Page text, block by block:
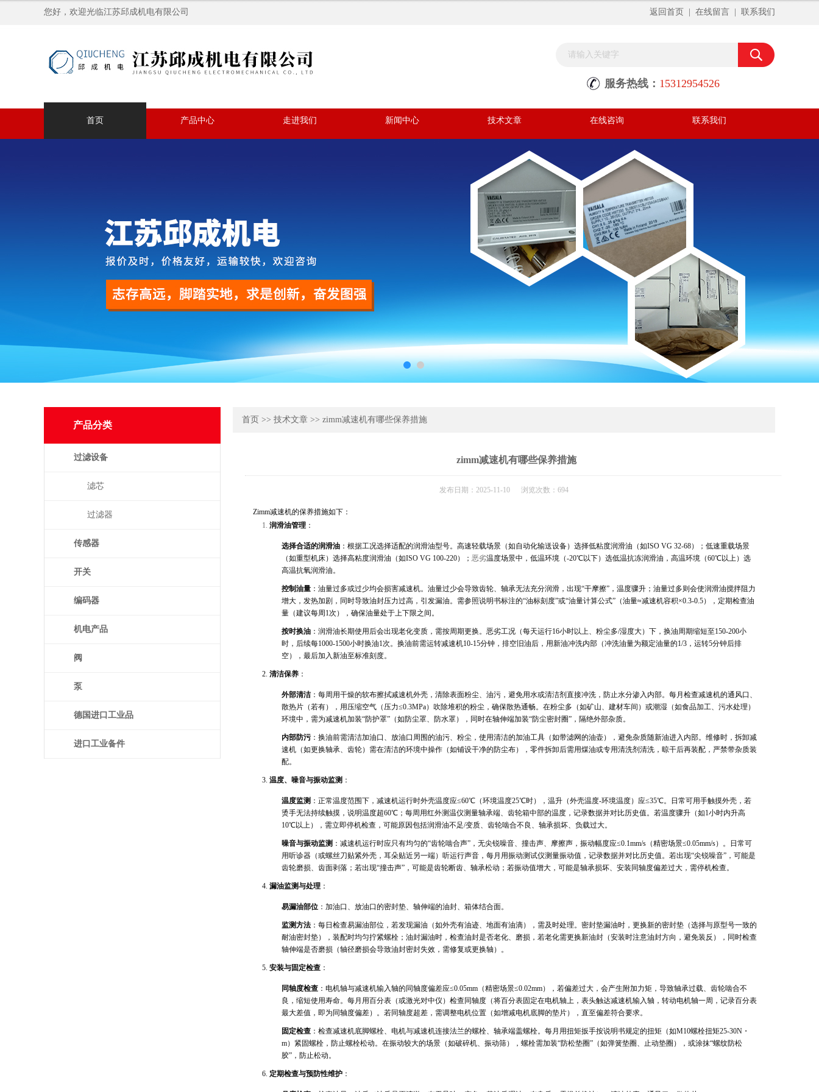
您好，欢迎光临江苏邱成机电有限公司 返回首页 在线留言 联系我们
服务热线： 15312954526
首页 产品中心 走进我们 新闻中心 技术文章 在线咨询 联系我们
产品分类
过滤设备
滤芯
过滤器
传感器
开关
编码器
机电产品
阀
泵
德国进口工业品
进口工业备件
首页 >> 技术文章 >> zimm减速机有哪些保养措施
zimm减速机有哪些保养措施
发布日期：2025-11-10 浏览次数：694
Zimm减速机的保养措施如下 ：
润滑油管理 ：
选择合适的润滑油 ：根据工况选择适配的润滑油型号。高速轻载场景（如自动化输送设备）选择低粘度润滑油（如ISO VG 32-68）；低速重载场景
（如重型机床）选择高粘度润滑油（如ISO VG 100-220）； 恶劣温度场景中，低温环境（-20℃以下）选低温抗冻润滑油，高温环境（60℃以上）选
高温抗氧润滑油。
控制油量 ：油量过多或过少均会损害减速机。油量过少会导致齿轮、轴承无法充分润滑，出现“干摩擦”，温度骤升；油量过多则会使润滑油搅拌阻力
增大，发热加剧，同时导致油封压力过高，引发漏油。需参照说明书标注的“油标刻度”或“油量计算公式”（油量≈减速机容积×0.3-0.5），定期检查油
量（建议每周1次），确保油量处于上下限之间。
按时换油 ：润滑油长期使用后会出现老化变质，需按周期更换。恶劣工况（每天运行16小时以上、粉尘多/湿度大）下，换油周期缩短至150-200小
时，后续每1000-1500小时换油1次。换油前需运转减速机10-15分钟，排空旧油后，用新油冲洗内部（冲洗油量为额定油量的1/3，运转5分钟后排
空），最后加入新油至标准刻度。
清洁保养 ：
外部清洁：每周用干燥的软布擦拭减速机外壳，清除表面粉尘、油污，避免用水或清洁剂直接冲洗，防止水分渗入内部。每月检查减速机的通风口、
散热片（若有），用压缩空气（压力≤0.3MPa）吹除堆积的粉尘，确保散热通畅。在粉尘多（如矿山、建材车间）或潮湿（如食品加工、污水处理）
环境中，需为减速机加装“防护罩”（如防尘罩、防水罩），同时在轴伸端加装“防尘密封圈”，隔绝外部杂质。
内部防污 ：换油前需清洁加油口、放油口周围的油污、粉尘，使用清洁的加油工具（如带滤网的油壶），避免杂质随新油进入内部。维修时，拆卸减
速机（如更换轴承、齿轮）需在清洁的环境中操作（如铺设干净的防尘布），零件拆卸后需用煤油或专用清洗剂清洗，晾干后再装配，严禁带杂质装
配。
温度、噪音与振动监测 ：
温度监测 ：正常温度范围下，减速机运行时外壳温度应≤60℃（环境温度25℃时），温升（外壳温度-环境温度）应≤35℃。日常可用手触摸外壳，若
烫手无法持续触摸，说明温度超60℃；每周用红外测温仪测量轴承端、齿轮箱中部的温度，记录数据并对比历史值。若温度骤升（如1小时内升高
10℃以上），需立即停机检查，可能原因包括润滑油不足/变质、齿轮啮合不良、轴承损坏、负载过大。
噪音与振动监测 ：减速机运行时应只有均匀的“齿轮啮合声”，无尖锐噪音、撞击声、摩擦声，振动幅度应≤0.1mm/s（精密场景≤0.05mm/s）。日常可
用听诊器（或螺丝刀贴紧外壳，耳朵贴近另一端）听运行声音，每月用振动测试仪测量振动值，记录数据并对比历史值。若出现“尖锐噪音”，可能是
齿轮磨损、齿面剥落；若出现“撞击声”，可能是齿轮断齿、轴承松动；若振动值增大，可能是轴承损坏、安装同轴度偏差过大，需停机检查。
漏油监测与处理 ：
易漏油部位 ：加油口、放油口的密封垫、轴伸端的油封、箱体结合面。
监测方法 ：每日检查易漏油部位，若发现漏油（如外壳有油迹、地面有油滴），需及时处理。密封垫漏油时，更换新的密封垫（选择与原型号一致的
耐油密封垫），装配时均匀拧紧螺栓；油封漏油时，检查油封是否老化、磨损，若老化需更换新油封（安装时注意油封方向，避免装反），同时检查
轴伸端是否磨损（轴径磨损会导致油封密封失效，需修复或更换轴）。
安装与固定检查 ：
同轴度检查 ：电机轴与减速机输入轴的同轴度偏差应≤0.05mm（精密场景≤0.02mm），若偏差过大，会产生附加力矩，导致轴承过载、齿轮啮合不
良，缩短使用寿命。每月用百分表（或激光对中仪）检查同轴度（将百分表固定在电机轴上，表头触达减速机输入轴，转动电机轴一周，记录百分表
最大差值，即为同轴度偏差）。若同轴度超差，需调整电机位置（如增减电机底脚的垫片），直至偏差符合要求。
固定检查 ：检查减速机底脚螺栓、电机与减速机连接法兰的螺栓、轴承端盖螺栓。每月用扭矩扳手按说明书规定的扭矩（如M10螺栓扭矩25-30N・
m）紧固螺栓，防止螺栓松动。在振动较大的场景（如破碎机、振动筛），螺栓需加装“防松垫圈”（如弹簧垫圈、止动垫圈），或涂抹“螺纹防松
胶”，防止松动。
定期检查与预防性维护 ：